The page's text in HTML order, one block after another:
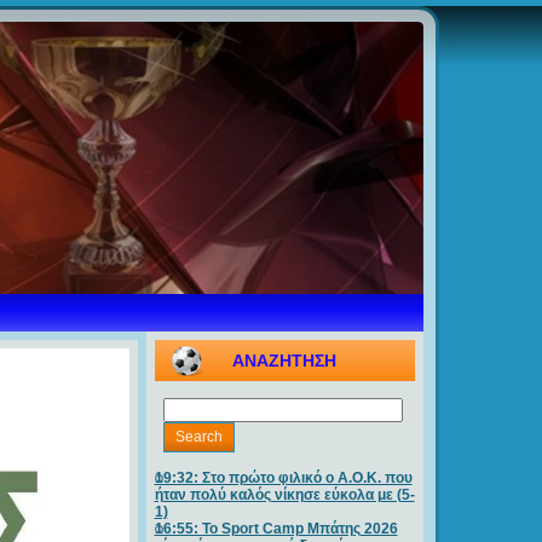
ΑΝΑΖΗΤΗΣΗ
19:32: Στο πρώτο φιλικό ο Α.Ο.Κ. που
ήταν πολύ καλός νίκησε εύκολα με (5-
1)
16:55: Το Sport Camp Μπάτης 2026